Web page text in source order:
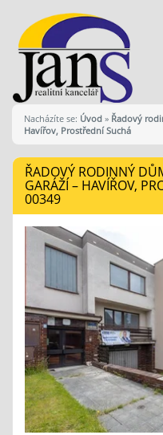
Nacházíte se: Úvod » Řadový
Havířov, Prostřední Suchá
ŘADOVÝ RODINNÝ
GARÁŽÍ – HAVÍŘOV,
00349